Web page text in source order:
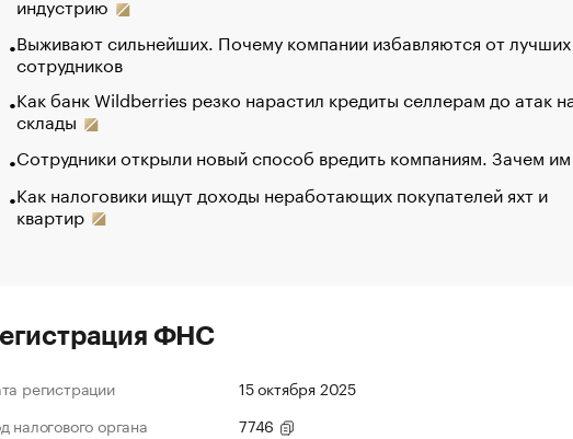
Выживают сильнейших. Почему компании избавляются от лучших
сотрудников
Как банк Wildberries резко нарастил кредиты селлерам до атак
склады
Сотрудники открыли новый способ вредить компаниям. Зачем
Как налоговики ищут доходы неработающих покупателей яхт и
квартир
ФНС
регистрации
15 октября 2025
налогового органа
7746